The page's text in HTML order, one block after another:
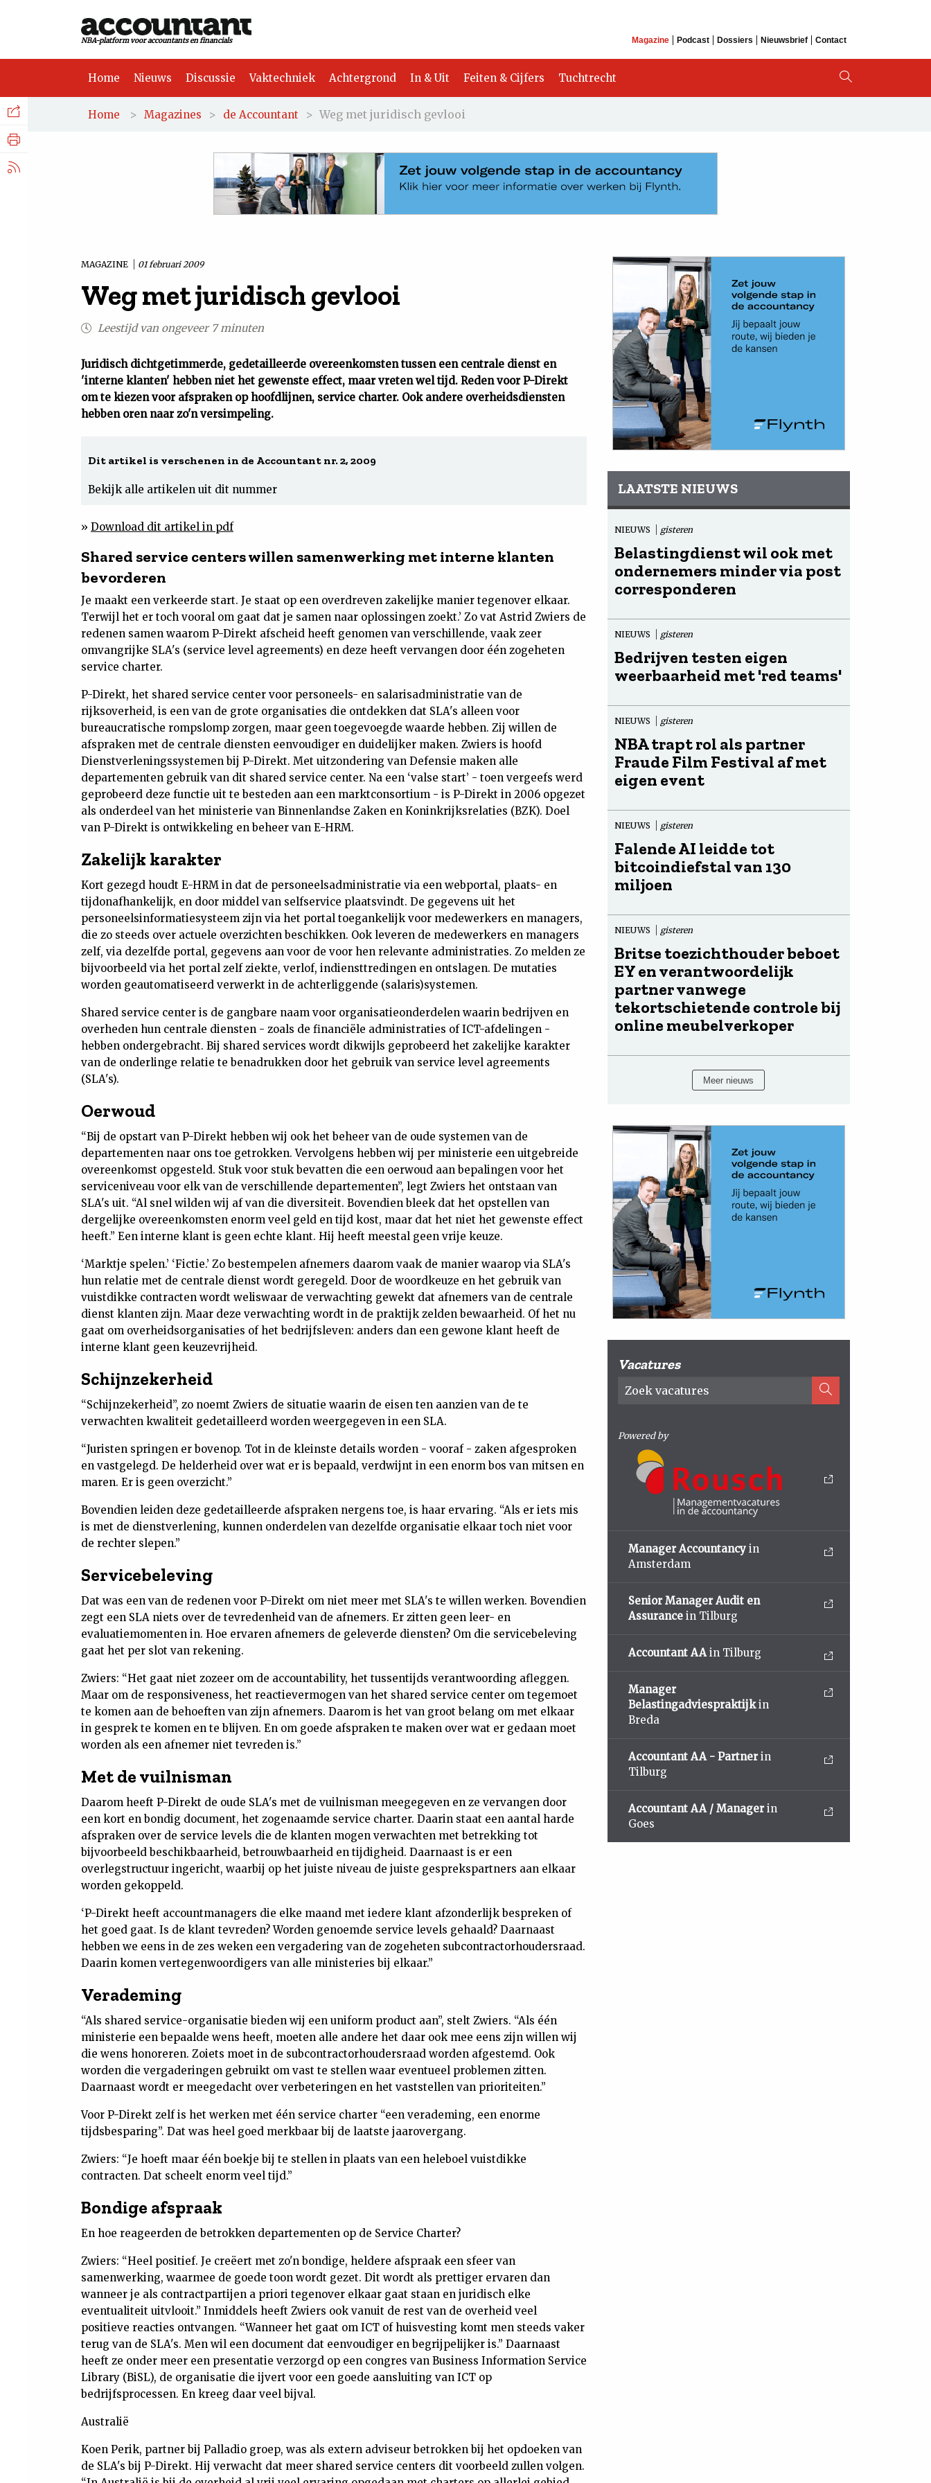
NBA-platform voor accountants en financials Magazine Podcast Dossiers Nieuwsbrief Contact
Home Nieuws Discussie Vaktechniek Achtergrond In & Uit Feiten & Cijfers Tuchtrecht
Home > Magazines > de Accountant > Weg met juridisch gevlooi
MAGAZINE 01 februari 2009
Weg met juridisch gevlooi
Leestijd van ongeveer 7 minuten
Juridisch dichtgetimmerde, gedetailleerde overeenkomsten tussen een centrale dienst en
'interne klanten' hebben niet het gewenste effect, maar vreten wel tijd. Reden voor P-Direkt
om te kiezen voor afspraken op hoofdlijnen, service charter. Ook andere overheidsdiensten
hebben oren naar zo'n versimpeling.
Dit artikel is verschenen in de Accountant nr. 2, 2009
Bekijk alle artikelen uit dit nummer
» Download dit artikel in pdf
Shared service centers willen samenwerking met interne klanten
bevorderen
Je maakt een verkeerde start. Je staat op een overdreven zakelijke manier tegenover elkaar.
Terwijl het er toch vooral om gaat dat je samen naar oplossingen zoekt.’ Zo vat Astrid Zwiers de
redenen samen waarom P-Direkt afscheid heeft genomen van verschillende, vaak zeer
omvangrijke SLA's (service level agreements) en deze heeft vervangen door één zogeheten
service charter.
P-Direkt, het shared service center voor personeels- en salarisadministratie van de
rijksoverheid, is een van de grote organisaties die ontdekken dat SLA's alleen voor
bureaucratische rompslomp zorgen, maar geen toegevoegde waarde hebben. Zij willen de
afspraken met de centrale diensten eenvoudiger en duidelijker maken. Zwiers is hoofd
Dienstverleningssystemen bij P-Direkt. Met uitzondering van Defensie maken alle
departementen gebruik van dit shared service center. Na een ‘valse start’ - toen vergeefs werd
geprobeerd deze functie uit te besteden aan een marktconsortium - is P-Direkt in 2006 opgezet
als onderdeel van het ministerie van Binnenlandse Zaken en Koninkrijksrelaties (BZK). Doel
van P-Direkt is ontwikkeling en beheer van E-HRM.
Zakelijk karakter
Kort gezegd houdt E-HRM in dat de personeelsadministratie via een webportal, plaats- en
tijdonafhankelijk, en door middel van selfservice plaatsvindt. De gegevens uit het
personeelsinformatiesysteem zijn via het portal toegankelijk voor medewerkers en managers,
die zo steeds over actuele overzichten beschikken. Ook leveren de medewerkers en managers
zelf, via dezelfde portal, gegevens aan voor de voor hen relevante administraties. Zo melden ze
bijvoorbeeld via het portal zelf ziekte, verlof, indiensttredingen en ontslagen. De mutaties
worden geautomatiseerd verwerkt in de achterliggende (salaris)systemen.
Shared service center is de gangbare naam voor organisatieonderdelen waarin bedrijven en
overheden hun centrale diensten - zoals de financiële administraties of ICT-afdelingen -
hebben ondergebracht. Bij shared services wordt dikwijls geprobeerd het zakelijke karakter
van de onderlinge relatie te benadrukken door het gebruik van service level agreements
(SLA's).
Oerwoud
“Bij de opstart van P-Direkt hebben wij ook het beheer van de oude systemen van de
departementen naar ons toe getrokken. Vervolgens hebben wij per ministerie een uitgebreide
overeenkomst opgesteld. Stuk voor stuk bevatten die een oerwoud aan bepalingen voor het
serviceniveau voor elk van de verschillende departementen”, legt Zwiers het ontstaan van
SLA's uit. “Al snel wilden wij af van die diversiteit. Bovendien bleek dat het opstellen van
dergelijke overeenkomsten enorm veel geld en tijd kost, maar dat het niet het gewenste effect
heeft.” Een interne klant is geen echte klant. Hij heeft meestal geen vrije keuze.
‘Marktje spelen.’ ‘Fictie.’ Zo bestempelen afnemers daarom vaak de manier waarop via SLA's
hun relatie met de centrale dienst wordt geregeld. Door de woordkeuze en het gebruik van
vuistdikke contracten wordt weliswaar de verwachting gewekt dat afnemers van de centrale
dienst klanten zijn. Maar deze verwachting wordt in de praktijk zelden bewaarheid. Of het nu
gaat om overheidsorganisaties of het bedrijfsleven: anders dan een gewone klant heeft de
interne klant geen keuzevrijheid.
Schijnzekerheid
“Schijnzekerheid”, zo noemt Zwiers de situatie waarin de eisen ten aanzien van de te
verwachten kwaliteit gedetailleerd worden weergegeven in een SLA.
“Juristen springen er bovenop. Tot in de kleinste details worden - vooraf - zaken afgesproken
en vastgelegd. De helderheid over wat er is bepaald, verdwijnt in een enorm bos van mitsen en
maren. Er is geen overzicht.”
Bovendien leiden deze gedetailleerde afspraken nergens toe, is haar ervaring. “Als er iets mis
is met de dienstverlening, kunnen onderdelen van dezelfde organisatie elkaar toch niet voor
de rechter slepen.”
Servicebeleving
Dat was een van de redenen voor P-Direkt om niet meer met SLA's te willen werken. Bovendien
zegt een SLA niets over de tevredenheid van de afnemers. Er zitten geen leer- en
evaluatiemomenten in. Hoe ervaren afnemers de geleverde diensten? Om die servicebeleving
gaat het per slot van rekening.
Zwiers: “Het gaat niet zozeer om de accountability, het tussentijds verantwoording afleggen.
Maar om de responsiveness, het reactievermogen van het shared service center om tegemoet
te komen aan de behoeften van zijn afnemers. Daarom is het van groot belang om met elkaar
in gesprek te komen en te blijven. En om goede afspraken te maken over wat er gedaan moet
worden als een afnemer niet tevreden is.”
Met de vuilnisman
Daarom heeft P-Direkt de oude SLA's met de vuilnisman meegegeven en ze vervangen door
een kort en bondig document, het zogenaamde service charter. Daarin staat een aantal harde
afspraken over de service levels die de klanten mogen verwachten met betrekking tot
bijvoorbeeld beschikbaarheid, betrouwbaarheid en tijdigheid. Daarnaast is er een
overlegstructuur ingericht, waarbij op het juiste niveau de juiste gesprekspartners aan elkaar
worden gekoppeld.
‘P-Direkt heeft accountmanagers die elke maand met iedere klant afzonderlijk bespreken of
het goed gaat. Is de klant tevreden? Worden genoemde service levels gehaald? Daarnaast
hebben we eens in de zes weken een vergadering van de zogeheten subcontractorhoudersraad.
Daarin komen vertegenwoordigers van alle ministeries bij elkaar.”
Verademing
“Als shared service-organisatie bieden wij een uniform product aan”, stelt Zwiers. “Als één
ministerie een bepaalde wens heeft, moeten alle andere het daar ook mee eens zijn willen wij
die wens honoreren. Zoiets moet in de subcontractorhoudersraad worden afgestemd. Ook
worden die vergaderingen gebruikt om vast te stellen waar eventueel problemen zitten.
Daarnaast wordt er meegedacht over verbeteringen en het vaststellen van prioriteiten.”
Voor P-Direkt zelf is het werken met één service charter “een verademing, een enorme
tijdsbesparing”. Dat was heel goed merkbaar bij de laatste jaarovergang.
Zwiers: “Je hoeft maar één boekje bij te stellen in plaats van een heleboel vuistdikke
contracten. Dat scheelt enorm veel tijd.”
Bondige afspraak
En hoe reageerden de betrokken departementen op de Service Charter?
Zwiers: “Heel positief. Je creëert met zo'n bondige, heldere afspraak een sfeer van
samenwerking, waarmee de goede toon wordt gezet. Dit wordt als prettiger ervaren dan
wanneer je als contractpartijen a priori tegenover elkaar gaat staan en juridisch elke
eventualiteit uitvlooit.” Inmiddels heeft Zwiers ook vanuit de rest van de overheid veel
positieve reacties ontvangen. “Wanneer het gaat om ICT of huisvesting komt men steeds vaker
terug van de SLA's. Men wil een document dat eenvoudiger en begrijpelijker is.” Daarnaast
heeft ze onder meer een presentatie verzorgd op een congres van Business Information Service
Library (BiSL), de organisatie die ijvert voor een goede aansluiting van ICT op
bedrijfsprocessen. En kreeg daar veel bijval.
Australië
Koen Perik, partner bij Palladio groep, was als extern adviseur betrokken bij het opdoeken van
de SLA's bij P-Direkt. Hij verwacht dat meer shared service centers dit voorbeeld zullen volgen.
LAATSTE NIEUWS
NIEUWS gisteren
Belastingdienst wil ook met
ondernemers minder via post
corresponderen
NIEUWS gisteren
Bedrijven testen eigen
weerbaarheid met 'red teams'
NIEUWS gisteren
NBA trapt rol als partner
Fraude Film Festival af met
eigen event
NIEUWS gisteren
Falende AI leidde tot
bitcoindiefstal van 130
miljoen
NIEUWS gisteren
Britse toezichthouder beboet
EY en verantwoordelijk
partner vanwege
tekortschietende controle bij
online meubelverkoper
Meer nieuws
Vacatures
Powered by
Manager Accountancy in
Amsterdam
Senior Manager Audit en
Assurance in Tilburg
Accountant AAin Tilburg
Manager
Belastingadviespraktijkin
Breda
Accountant AA - Partner in
Tilburg
Accountant AA / Manager in
Goes
Facebook
Nieuws